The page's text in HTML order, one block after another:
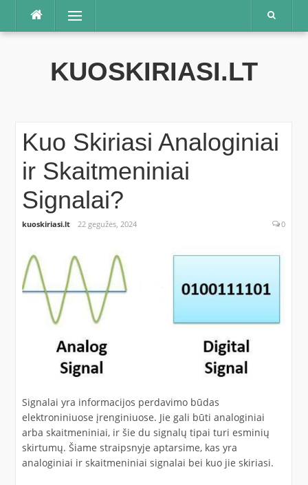
Praleisti
Meniu
KUOSKIRIASI.LT
Kuo Skiriasi Analoginiai
ir Skaitmeniniai
Signalai?
kuoskiriasi.lt 22 gegužės, 2024 0
Signalai yra informacijos perdavimo būdas
elektroniniuose įrenginiuose. Jie gali būti analoginiai
arba skaitmeniniai, ir šie du signalų tipai turi esminių
skirtumų. Šiame straipsnyje aptarsime, kas yra
analoginiai ir skaitmeniniai signalai bei kuo jie skiriasi.